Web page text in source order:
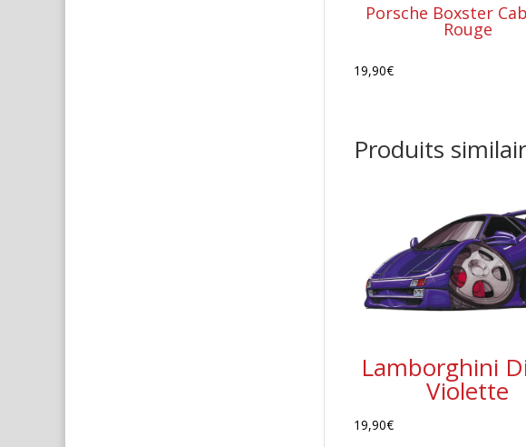
Porsche Boxster
Rouge
19,90€
Produits
Lamborghini
Violette
19,90€